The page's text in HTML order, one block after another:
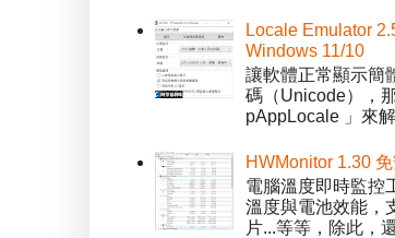
Locale Emulator
Windows 11/10
讓軟體正常顯示簡
碼（Unicode），
pAppLocale 」來
HWMonitor 1.30
電腦溫度即時監控
溫度與電池效能，
片...等等，除此，